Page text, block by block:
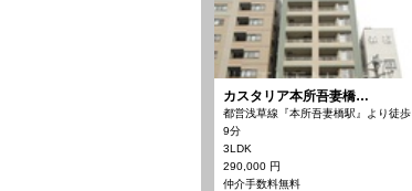
カスタリア本所吾妻橋…
都営浅草線『本所吾妻橋駅』より徒歩
9分
3LDK
290,000 円
仲介手数料無料